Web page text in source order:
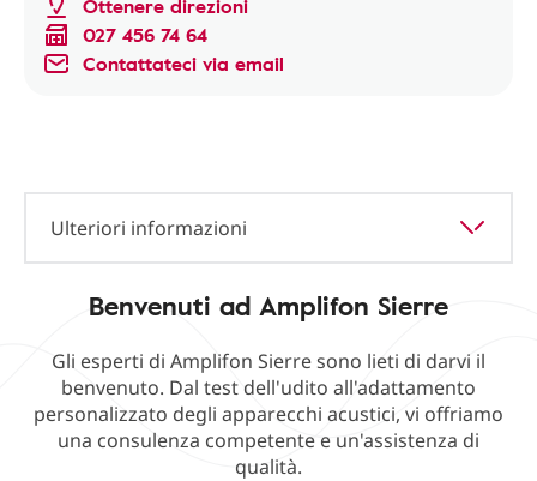
Ottenere direzioni
027 456 74 64
Contattateci via email
Ulteriori informazioni
Benvenuti ad Amplifon Sierre
Gli esperti di Amplifon Sierre sono lieti di darvi il
benvenuto. Dal test dell'udito all'adattamento
personalizzato degli apparecchi acustici, vi offriamo
una consulenza competente e un'assistenza di
qualità.